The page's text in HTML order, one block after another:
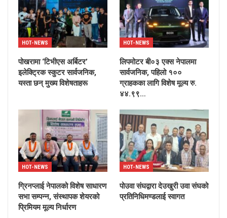
HOT-NEWS
पोखरामा ‘टिभीएस अर्बिटर’
इलेक्ट्रिक स्कुटर सार्वजनिक,
यस्ता छन् मुख्य विशेषताहरू
HOT-NEWS
लिपमोटर बी०३ एक्स नेपालमा
सार्वजनिक, पहिलो १००
ग्राहकका लागि विशेष मूल्य रु.
४४.९९…
HOT-NEWS
ग्रिनप्लाई नेपालको विशेष साधारण
सभा सम्पन्न, संस्थापक शेयरको
प्रिमियम मूल्य निर्धारण
HOT-NEWS
पोउवा संघद्वारा देउखुरी उवा संघको
प्रतिनिधिमण्डलाई स्वागत